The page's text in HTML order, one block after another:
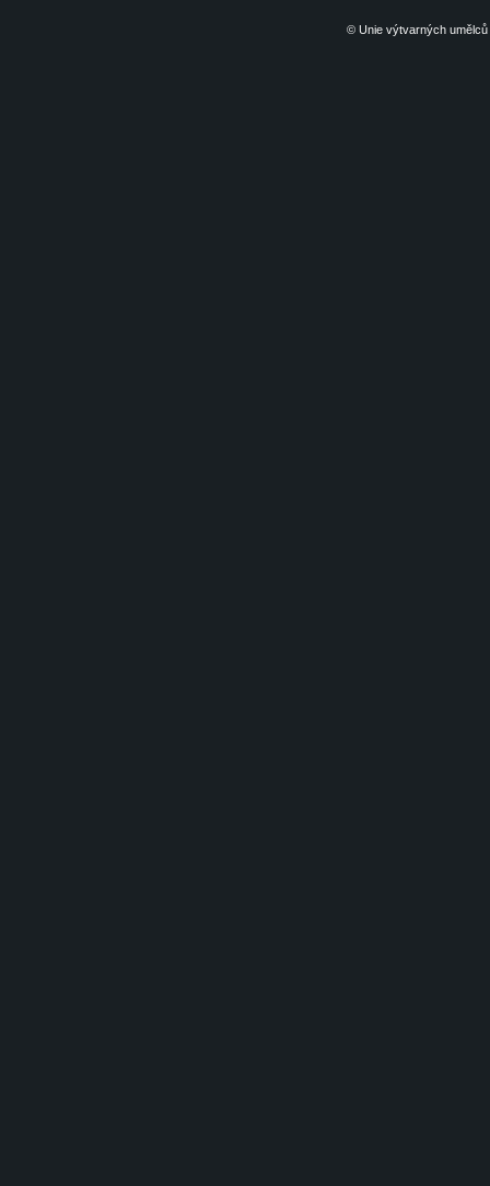
© Unie výtvarných